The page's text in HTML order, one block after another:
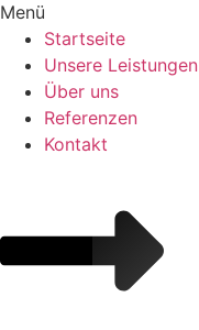
Menü
Startseite
Unsere Leistungen
Über uns
Referenzen
Kontakt